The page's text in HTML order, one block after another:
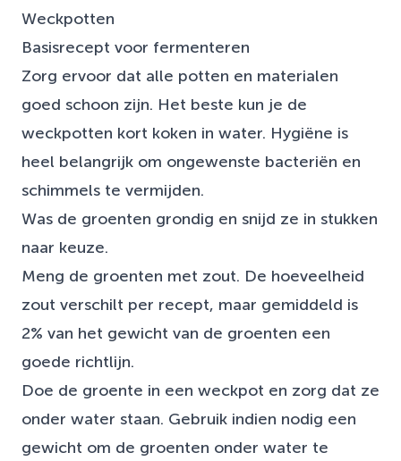
Weckpotten
Basisrecept voor fermenteren
Zorg ervoor dat alle potten en materialen
goed schoon zijn. Het beste kun je de
weckpotten kort koken in water. Hygiëne is
heel belangrijk om ongewenste bacteriën en
schimmels te vermijden.
Was de groenten grondig en snijd ze in stukken
naar keuze.
Meng de groenten met zout. De hoeveelheid
zout verschilt per recept, maar gemiddeld is
2% van het gewicht van de groenten een
goede richtlijn.
Doe de groente in een weckpot en zorg dat ze
onder water staan. Gebruik indien nodig een
gewicht om de groenten onder water te